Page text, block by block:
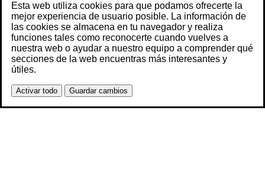
Esta web utiliza cookies para que podamos ofrecerte la
mejor experiencia de usuario posible. La información de
las cookies se almacena en tu navegador y realiza
funciones tales como reconocerte cuando vuelves a
nuestra web o ayudar a nuestro equipo a comprender qué
secciones de la web encuentras más interesantes y
útiles.
Activar todo Guardar cambios